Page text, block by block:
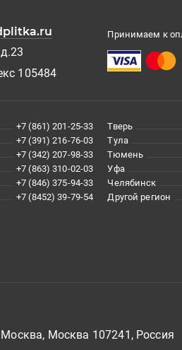
105484
Принимаем к
+7 (861) 201-25-33
+7 (391) 216-76-03
+7 (342) 207-98-33
+7 (863) 310-02-03
+7 (846) 375-94-33
+7 (8452) 39-79-54
Тверь
Тула
Тюмень
Уфа
Челябинск
Другой регион
Москва 107241, Россия